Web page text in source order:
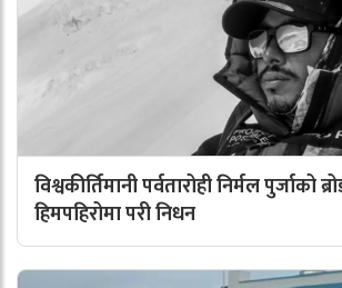
विश्वकीर्तिमानी पर्वतारोही निर्मल
हिमपहिरोमा परी निधन